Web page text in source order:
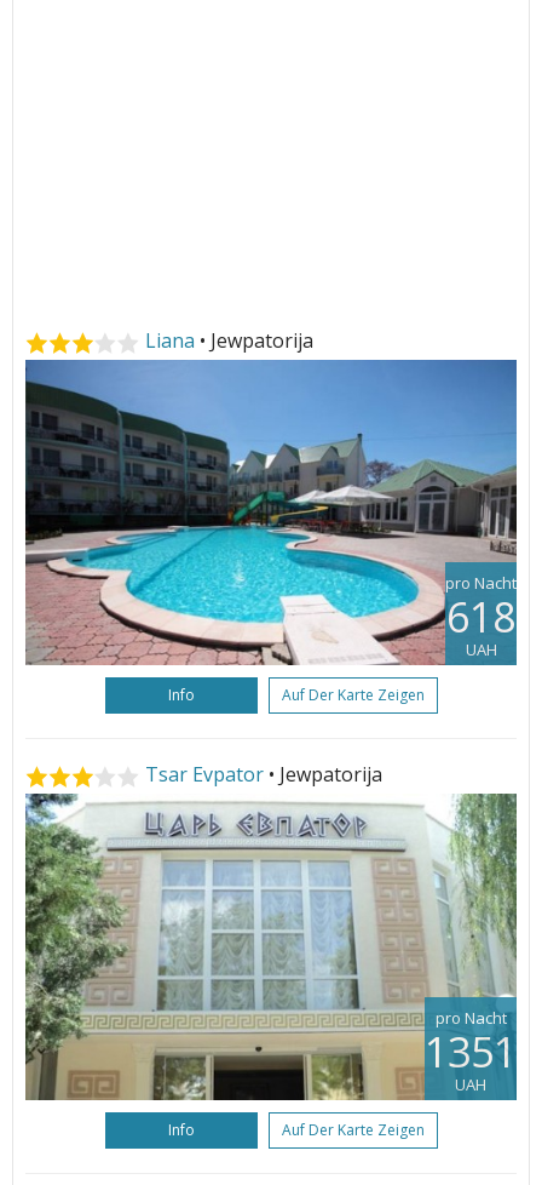
Liana • Jewpatorija
pro Nacht
618
UAH
Info Auf Der Karte Zeigen
Tsar Evpator • Jewpatorija
pro Nacht
1351
UAH
Info Auf Der Karte Zeigen